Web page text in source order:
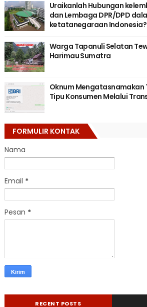
Uraikanlah Hubungan
dan Lembaga DPR/DPD
ketatanegaraan Indonesia?
Warga Tapanuli Selatan
Harimau Sumatra
Oknum Mengatasnamakan
Tipu Konsumen Melalui
FORMULIR KONTAK
Nama
Email *
Pesan *
RECENT POSTS